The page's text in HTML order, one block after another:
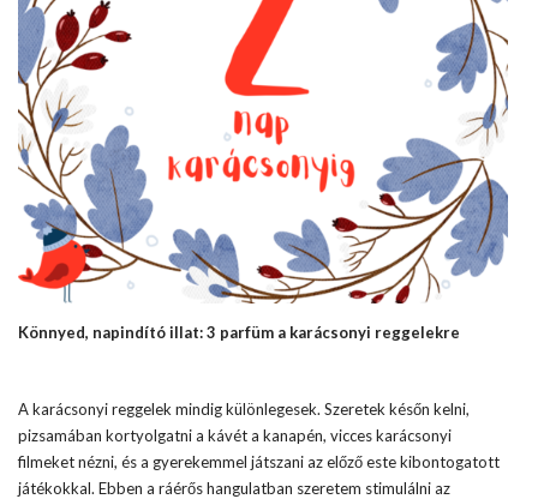
Könnyed, napindító illat: 3 parfüm a karácsonyi reggelekre
A karácsonyi reggelek mindig különlegesek. Szeretek későn kelni,
pizsamában kortyolgatni a kávét a kanapén, vicces karácsonyi
filmeket nézni, és a gyerekemmel játszani az előző este kibontogatott
játékokkal. Ebben a ráérős hangulatban szeretem stimulálni az